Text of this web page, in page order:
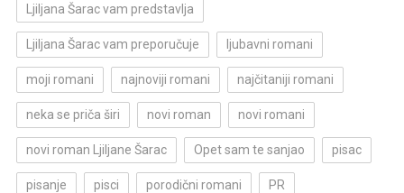
Ljiljana Šarac vam predstavlja
Ljiljana Šarac vam preporučuje ljubavni romani
moji romani najnoviji romani najčitaniji romani
neka se priča širi novi roman novi romani
novi roman Ljiljane Šarac Opet sam te sanjao pisac
pisanje pisci porodični romani PR